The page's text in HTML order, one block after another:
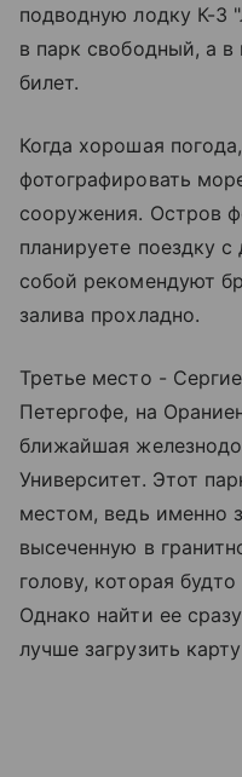
подводную лодку К-3
в парк свободный, а в
билет.
Когда хорошая
фотографировать
сооружения. Остров
планируете поездку
собой рекомендуют
залива прохладно.
Третье место -
Петергофе, на
ближайшая
Университет. Этот
местом, ведь именно
высеченную в
голову, которая
Однако найти ее
лучше загрузить